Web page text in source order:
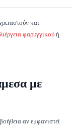
και
φαρυγγικού ή
με
αν εμφανιστεί